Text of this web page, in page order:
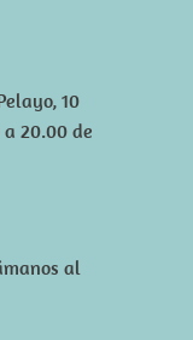
10
a 20.00 de
al